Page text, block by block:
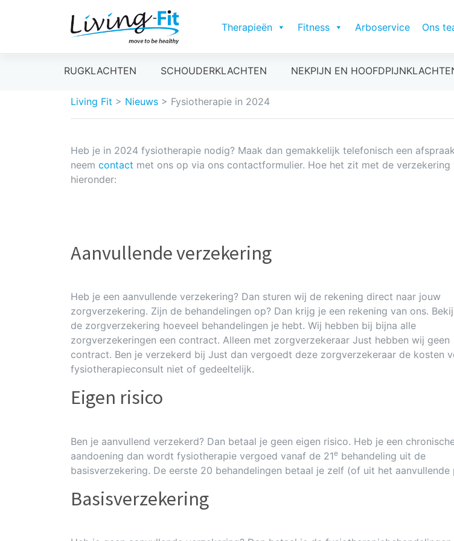
Therapieën Fitness Arboservice Ons
RUGKLACHTEN SCHOUDERKLACHTEN NEKPIJN EN
Living Fit > Nieuws > Fysiotherapie in 2024
Heb je in 2024 fysiotherapie nodig? Maak dan gemakkelijk telefonisch een
neem contact met ons op via ons contactformulier. Hoe het zit met de verzekering
hieronder:
Aanvullende verzekering
Heb je een aanvullende verzekering? Dan sturen wij de rekening direct naar jouw
zorgverzekering. Zijn de behandelingen op? Dan krijg je een rekening van ons.
de zorgverzekering hoeveel behandelingen je hebt. Wij hebben bij bijna alle
zorgverzekeringen een contract. Alleen met zorgverzekeraar Just hebben wij geen
contract. Ben je verzekerd bij Just dan vergoedt deze zorgverzekeraar de kosten
fysiotherapieconsult niet of gedeeltelijk.
Eigen risico
Ben je aanvullend verzekerd? Dan betaal je geen eigen risico. Heb je een
aandoening dan wordt fysiotherapie vergoed vanaf de 21e behandeling uit de
basisverzekering. De eerste 20 behandelingen betaal je zelf (of uit het aanvullende
Basisverzekering